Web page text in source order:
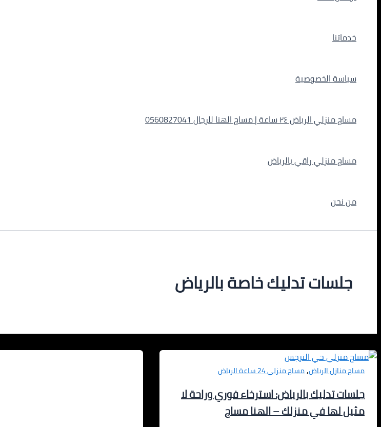
خدماتنا
سياسة الخصوصية
مساج منزلي الرياض ٢٤ ساعة | مساج الهنا للرجال 0560827041
مساج منزلي راقي بالرياض
من نحن
جلسات تدليك خاصة بالرياض
مساج منازل الرياض,مساج منزلي 24 ساعة الرياض
جلسات تدليك بالرياض: استرخاء فوري وراحة لا
مثيل لها في منزلك – الهنا مساج